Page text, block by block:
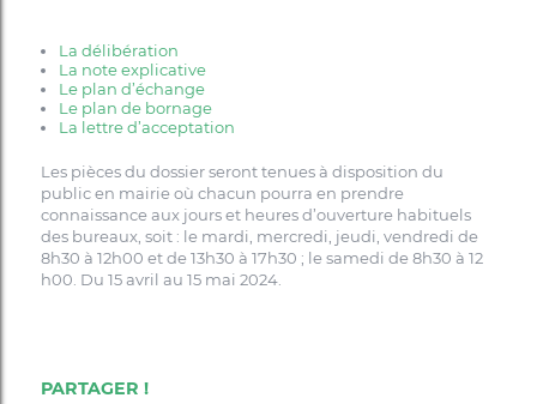
La délibération
La note explicative
Le plan d’échange
Le plan de bornage
La lettre d’acceptation
Les pièces du dossier seront tenues à disposition du
public en mairie où chacun pourra en prendre
connaissance aux jours et heures d’ouverture habituels
des bureaux, soit : le mardi, mercredi, jeudi, vendredi de
8h30 à 12h00 et de 13h30 à 17h30 ; le samedi de 8h30 à 12
h00. Du 15 avril au 15 mai 2024.